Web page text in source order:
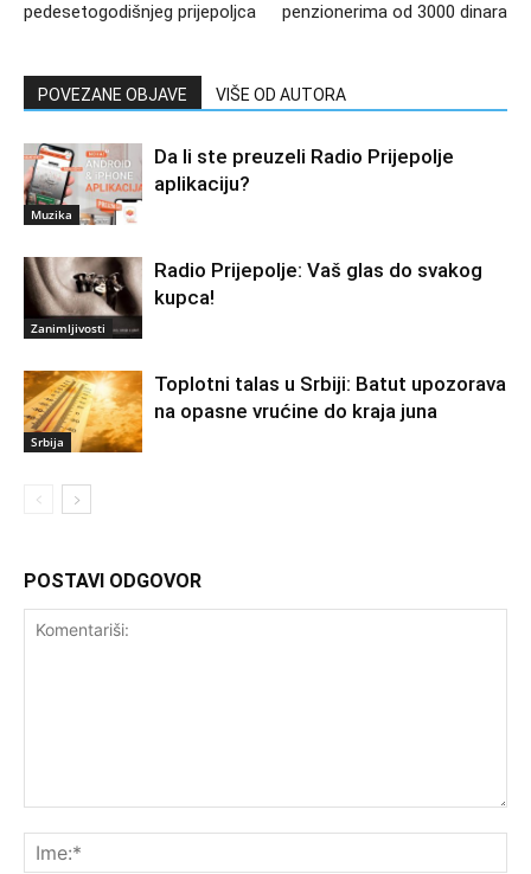
pedesetogodišnjeg prijepoljca
penzionerima od 3000 dinara
POVEZANE OBJAVE VIŠE OD AUTORA
Muzika
Da li ste preuzeli Radio Prijepolje
aplikaciju?
Zanimljivosti
Radio Prijepolje: Vaš glas do svakog
kupca!
Srbija
Toplotni talas u Srbiji: Batut upozorava
na opasne vrućine do kraja juna
POSTAVI ODGOVOR